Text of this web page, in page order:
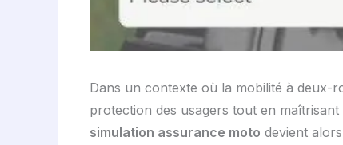
Dans un contexte où la mobilité à deux-
protection des usagers tout en
simulation assurance moto devient